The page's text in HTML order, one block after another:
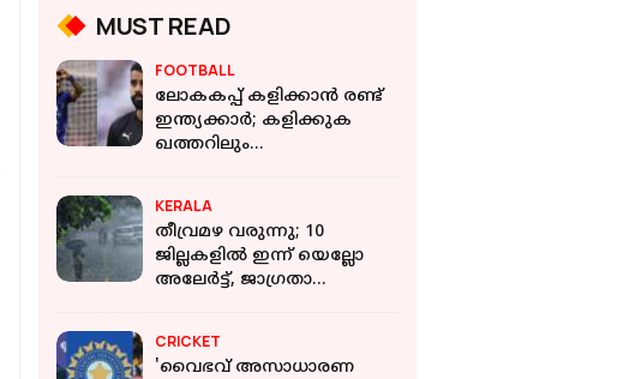
MUST READ
FOOTBALL
ലോകകപ്പ് കളിക്കാന്‍ രണ്ട്
ഇന്ത്യക്കാര്‍; കളിക്കുക
ഖത്തറിലും
KERALA
തീവ്രമഴ വരുന്നു; 10
ജില്ലകളില്‍ ഇന്ന് യെല്ലോ
അലേര്‍ട്ട്, ജാഗ്രതാ
CRICKET
'വൈഭവ് അസാധാരണ